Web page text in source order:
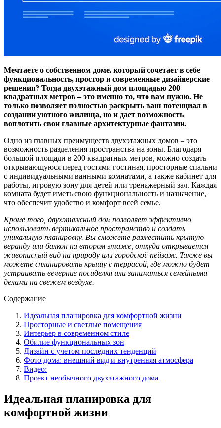
Мечтаете о собственном доме, который сочетает в себе
функциональность, простор и современные дизайнерские
решения? Тогда двухэтажный дом площадью 200
квадратных метров – это именно то, что вам нужно. Не
только позволяет полностью раскрыть ваш потенциал в
создании уютного жилища, но и дает возможность
воплотить свои главные архитектурные фантазии.
Одно из главных преимуществ двухэтажных домов – это
возможность разделения пространства на зоны. Благодаря
большой площади в 200 квадратных метров, можно создать
открывающуюся перед гостями гостиная, просторные спальни
с индивидуальными ванными комнатами, а также кабинет для
работы, игровую зону для детей или тренажерный зал. Каждая
комната будет иметь свою функциональность и назначение,
что обеспечит удобство и комфорт всей семье.
Кроме того, двухэтажный дом позволяет эффективно
использовать вертикальное пространство и создать
уникальную планировку. Вы сможете разместить крытую
веранду или балкон на втором этаже, откуда открывается
живописный вид на природу или городской пейзаж. Также вы
можете спланировать крышу с террасой, где можно будет
устраивать вечерние посиделки или заниматься семейными
делами на свежем воздухе.
Содержание
Идеальная планировка для комфортной жизни
Просторные и светлые помещения
Интерьер в современном стиле
Обилие функциональных зон
Дизайн с учетом последних тенденций
Фото дома: внешний вид и внутренняя атмосфера
Видео:
Проект необычного двухэтажного дома
Идеальная планировка для
комфортной жизни